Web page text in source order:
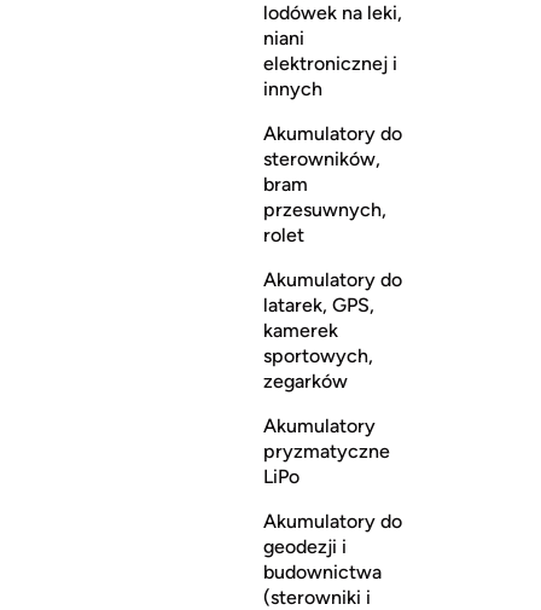
lodówek na leki,
niani
elektronicznej i
innych
Akumulatory do
sterowników,
bram
przesuwnych,
rolet
Akumulatory do
latarek, GPS,
kamerek
sportowych,
zegarków
Akumulatory
pryzmatyczne
LiPo
Akumulatory do
geodezji i
budownictwa
(sterowniki i